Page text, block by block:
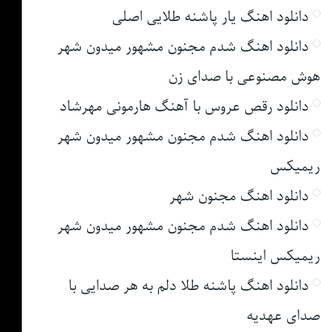
دانلود اهنگ یار پاشنه طلایی اصلی
دانلود اهنگ شدم مجنون مشهور میدون شهر
هوش مصنوعی با صدای زن
دانلود رقص عروس با آهنگ هارمونی مهرشاد
دانلود اهنگ شدم مجنون مشهور میدون شهر
ریمیکس
دانلود اهنگ مجنون شهر
دانلود اهنگ شدم مجنون مشهور میدون شهر
ریمیکس اینستا
دانلود اهنگ پاشنه طلا دلم به هر صدایی با
صدای عهدیه